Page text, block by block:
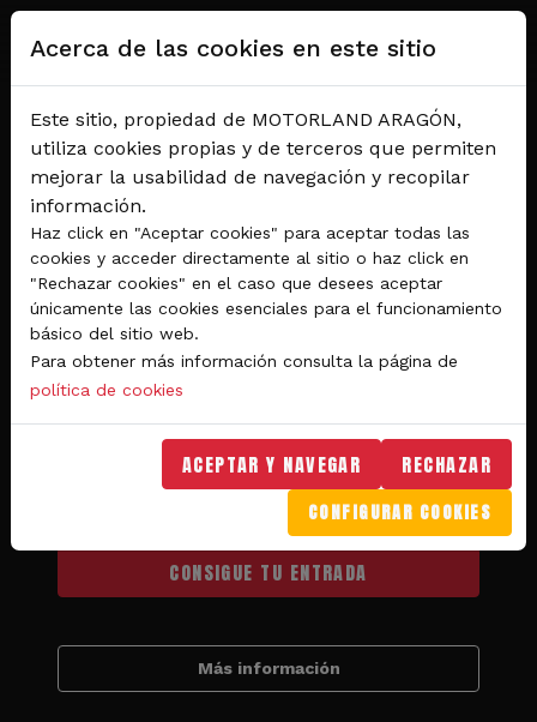
Pasar al contenido principal
Del 28 al 30 de agosto 2026
Circuito de velocidad
GRAN PREMIO
MICHELIN® DE ARAGÓN
DE MOTOGP™ 2026
CONSIGUE TU ENTRADA
Más información
Acerca de las cookies en este sitio
Este sitio, propiedad de MOTORLAND ARAGÓN,
utiliza cookies propias y de terceros que permiten
mejorar la usabilidad de navegación y recopilar
información.
Haz click en "Aceptar cookies" para aceptar todas las
cookies y acceder directamente al sitio o haz click en
"Rechazar cookies" en el caso que desees aceptar
únicamente las cookies esenciales para el funcionamiento
básico del sitio web.
Para obtener más información consulta la página de
política de cookies
ACEPTAR Y NAVEGAR RECHAZAR
CONFIGURAR COOKIES